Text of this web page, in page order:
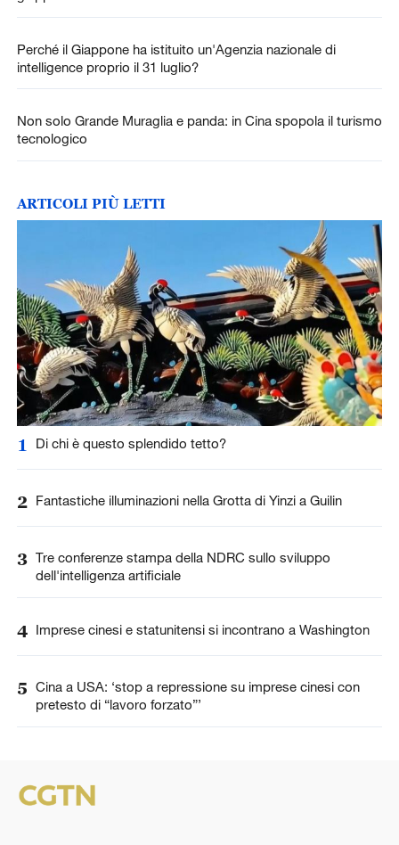
Perché il Giappone ha istituito un'Agenzia nazionale di
intelligence proprio il 31 luglio?
Non solo Grande Muraglia e panda: in Cina spopola il turismo
tecnologico
ARTICOLI PIÙ LETTI
1 Di chi è questo splendido tetto?
2 Fantastiche illuminazioni nella Grotta di Yinzi a Guilin
3 Tre conferenze stampa della NDRC sullo sviluppo
dell'intelligenza artificiale
4 Imprese cinesi e statunitensi si incontrano a Washington
5 Cina a USA: ‘stop a repressione su imprese cinesi con
pretesto di “lavoro forzato”’